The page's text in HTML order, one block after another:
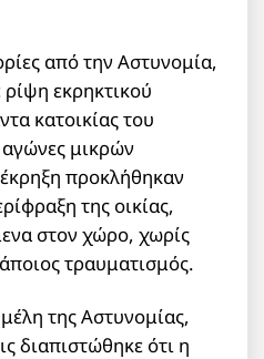
από την Αστυνομία,
εκρηκτικού
κατοικίας του
μικρών
προκλήθηκαν
της οικίας,
στον χώρο, χωρίς
τραυματισμός.
της Αστυνομίας,
διαπιστώθηκε ότι η